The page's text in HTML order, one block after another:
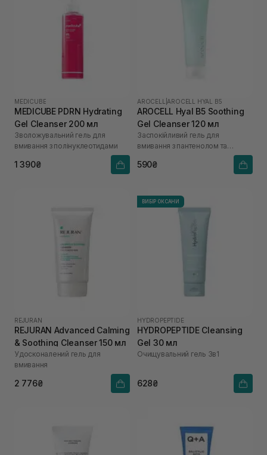
MEDICUBE
MEDICUBE PDRN Hydrating
Gel Cleanser 200 мл
Зволожувальний гель для
вмивання з полінуклеотидами
1 390₴
AROCELL AROCELL HYAL B5
AROCELL Hyal B5 Soothing
Gel Cleanser 120 мл
Заспокійливий гель для
вмивання з пантенолом та
590₴
REJURAN
REJURAN Advanced Calming
& Soothing Cleanser 150 мл
Удосконалений гель для
вмивання
2 776₴
ВИБІР ОКСАНИ
HYDROPEPTIDE
HYDROPEPTIDE Cleansing
Gel 30 мл
Очищувальний гель 3в1
628₴